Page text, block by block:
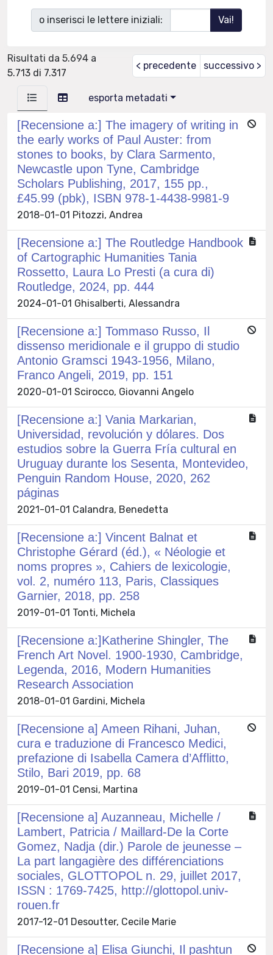
o inserisci le lettere iniziali:
Risultati da 5.694 a
5.713 di 7.317
< precedente successivo >
esporta metadati
[Recensione a:] The imagery of writing in
the early works of Paul Auster: from
stones to books, by Clara Sarmento,
Newcastle upon Tyne, Cambridge
Scholars Publishing, 2017, 155 pp.,
£45.99 (pbk), ISBN 978-1-4438-9981-9
2018-01-01 Pitozzi, Andrea
[Recensione a:] The Routledge Handbook
of Cartographic Humanities Tania
Rossetto, Laura Lo Presti (a cura di)
Routledge, 2024, pp. 444
2024-01-01 Ghisalberti, Alessandra
[Recensione a:] Tommaso Russo, Il
dissenso meridionale e il gruppo di studio
Antonio Gramsci 1943-1956, Milano,
Franco Angeli, 2019, pp. 151
2020-01-01 Scirocco, Giovanni Angelo
[Recensione a:] Vania Markarian,
Universidad, revolución y dólares. Dos
estudios sobre la Guerra Fría cultural en
Uruguay durante los Sesenta, Montevideo,
Penguin Random House, 2020, 262
páginas
2021-01-01 Calandra, Benedetta
[Recensione a:] Vincent Balnat et
Christophe Gérard (éd.), « Néologie et
noms propres », Cahiers de lexicologie,
vol. 2, numéro 113, Paris, Classiques
Garnier, 2018, pp. 258
2019-01-01 Tonti, Michela
[Recensione a:]Katherine Shingler, The
French Art Novel. 1900-1930, Cambridge,
Legenda, 2016, Modern Humanities
Research Association
2018-01-01 Gardini, Michela
[Recensione a] Ameen Rihani, Juhan,
cura e traduzione di Francesco Medici,
prefazione di Isabella Camera d’Afflitto,
Stilo, Bari 2019, pp. 68
2019-01-01 Censi, Martina
[Recensione a] Auzanneau, Michelle /
Lambert, Patricia / Maillard-De la Corte
Gomez, Nadja (dir.) Parole de jeunesse –
La part langagière des différenciations
sociales, GLOTTOPOL n. 29, juillet 2017,
ISSN : 1769-7425, http://glottopol.univ-
rouen.fr
2017-12-01 Desoutter, Cecile Marie
[Recensione a] Elisa Giunchi, Il pashtun